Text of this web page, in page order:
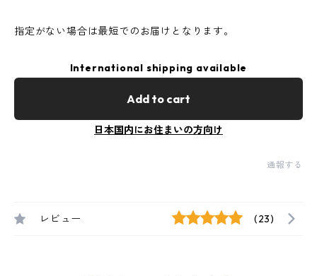
指定がない場合は最短でのお届けとなります。
International shipping available
Add to cart
日本国内にお住まいの方向け
通報する
レビュー (23)